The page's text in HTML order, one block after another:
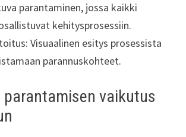
parantaminen, jossa kaikki
kehitysprosessiin.
Visuaalinen esitys prosessista
parannuskohteet.
parantamisen vaikutus